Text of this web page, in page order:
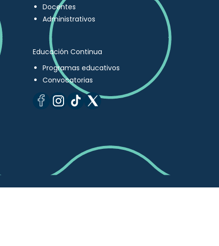
Docentes
Administrativos
Educación Continua
Programas educativos
Convocatorias